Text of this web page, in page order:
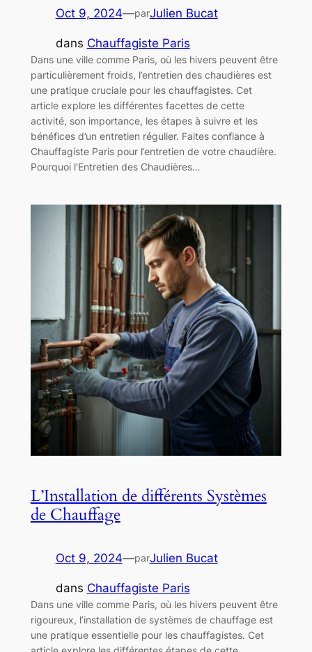
Oct 9, 2024—parJulien Bucat
dans Chauffagiste Paris
Dans une ville comme Paris, où les hivers peuvent être
particulièrement froids, l’entretien des chaudières est
une pratique cruciale pour les chauffagistes. Cet
article explore les différentes facettes de cette
activité, son importance, les étapes à suivre et les
bénéfices d’un entretien régulier. Faites confiance à
Chauffagiste Paris pour l’entretien de votre chaudière.
Pourquoi l’Entretien des Chaudières…
L’Installation de différents Systèmes
de Chauffage
Oct 9, 2024—parJulien Bucat
dans Chauffagiste Paris
Dans une ville comme Paris, où les hivers peuvent être
rigoureux, l’installation de systèmes de chauffage est
une pratique essentielle pour les chauffagistes. Cet